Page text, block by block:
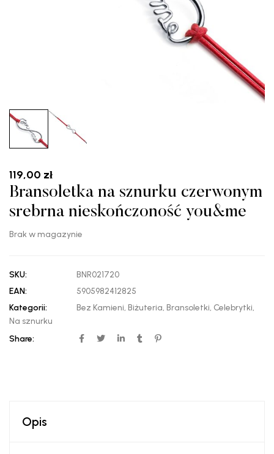
119,00 zł
Bransoletka na sznurku czerwonym
srebrna nieskończoność you&me
Brak w magazynie
SKU:
BNR021720
EAN:
5905982412825
Kategorii:
Bez Kamieni, Biżuteria, Bransoletki, Celebrytki,
Na sznurku
Share:
Opis